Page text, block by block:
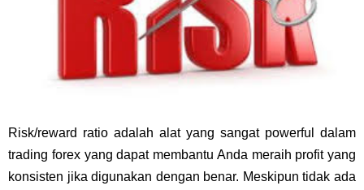
Risk/reward ratio adalah alat yang sangat powerful dalam
trading forex yang dapat membantu Anda meraih profit yang
konsisten jika digunakan dengan benar. Meskipun tidak ada